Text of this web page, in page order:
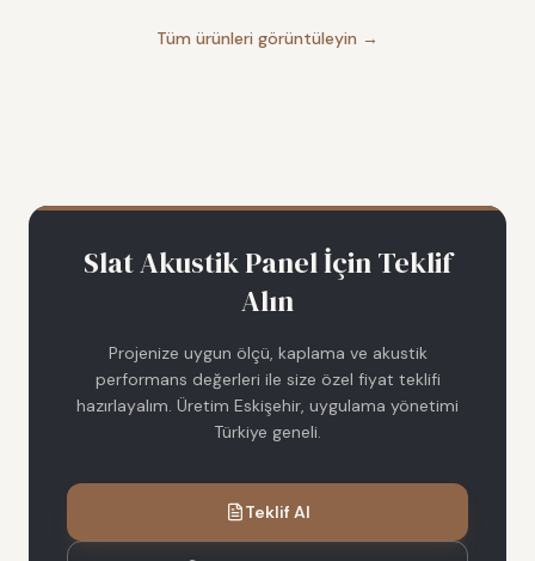
Tüm ürünleri görüntüleyin →
Slat Akustik Panelİçin Teklif
Alın
Projenize uygun ölçü, kaplama ve akustik
performans değerleri ile size özel fiyat teklifi
hazırlayalım. Üretim Eskişehir, uygulama yönetimi
Türkiye geneli.
Teklif Al